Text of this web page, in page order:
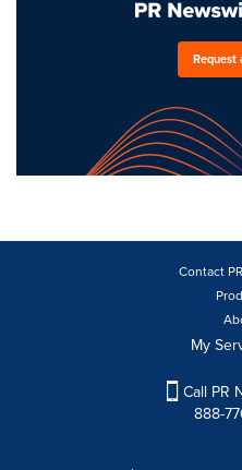
Request
Contact
My
Call PR
888-